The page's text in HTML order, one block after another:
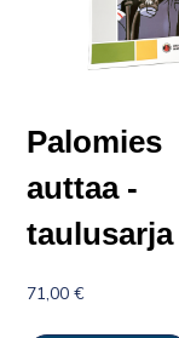
Palomies
auttaa -
taulusarja
71,00€